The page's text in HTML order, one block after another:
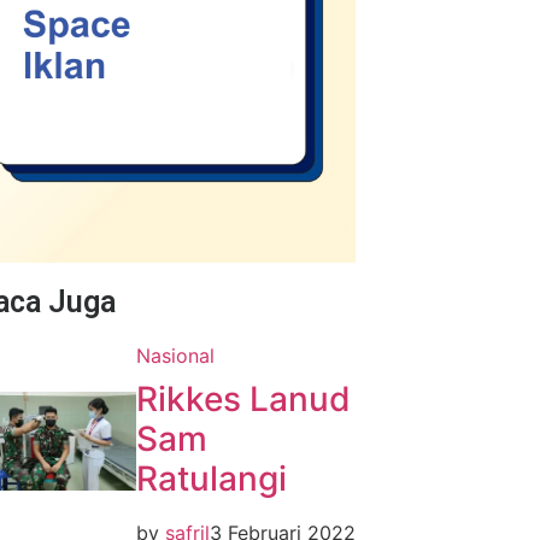
Juga
Nasional
Rikkes Lanud
Sam
Ratulangi
by safril3 Februari 2022